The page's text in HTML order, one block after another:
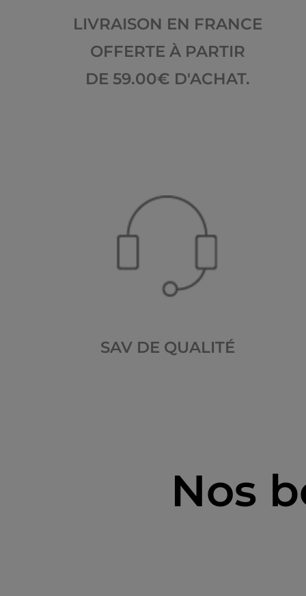
LIVRAISON EN FRANCE
OFFERTE À PARTIR
DE 59.00€ D'ACHAT.
SAV DE QUALITÉ
Nos